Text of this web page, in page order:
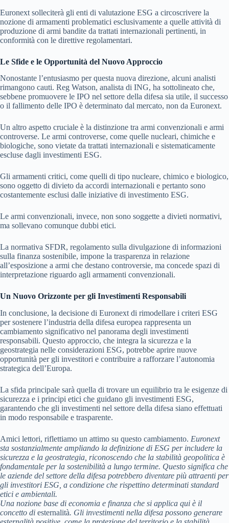
Euronext solleciterà gli enti di valutazione ESG a circoscrivere la
nozione di armamenti problematici esclusivamente a quelle attività di
produzione di armi bandite da trattati internazionali pertinenti, in
conformità con le direttive regolamentari.
Le Sfide e le Opportunità del Nuovo Approccio
Nonostante l’entusiasmo per questa nuova direzione, alcuni analisti
rimangono cauti. Reg Watson, analista di ING, ha sottolineato che,
sebbene promuovere le IPO nel settore della difesa sia utile, il successo
o il fallimento delle IPO è determinato dal mercato, non da Euronext.
Un altro aspetto cruciale è la distinzione tra armi convenzionali e armi
controverse. Le armi controverse, come quelle nucleari, chimiche e
biologiche, sono vietate da trattati internazionali e sistematicamente
escluse dagli investimenti ESG.
Gli armamenti critici, come quelli di tipo nucleare, chimico e biologico,
sono oggetto di divieto da accordi internazionali e pertanto sono
costantemente esclusi dalle iniziative di investimento ESG.
Le armi convenzionali, invece, non sono soggette a divieti normativi,
ma sollevano comunque dubbi etici.
La normativa SFDR, regolamento sulla divulgazione di informazioni
sulla finanza sostenibile, impone la trasparenza in relazione
all’esposizione a armi che destano controversie, ma concede spazi di
interpretazione riguardo agli armamenti convenzionali.
Un Nuovo Orizzonte per gli Investimenti Responsabili
In conclusione, la decisione di Euronext di rimodellare i criteri ESG
per sostenere l’industria della difesa europea rappresenta un
cambiamento significativo nel panorama degli investimenti
responsabili. Questo approccio, che integra la sicurezza e la
geostrategia nelle considerazioni ESG, potrebbe aprire nuove
opportunità per gli investitori e contribuire a rafforzare l’autonomia
strategica dell’Europa.
La sfida principale sarà quella di trovare un equilibrio tra le esigenze di
sicurezza e i principi etici che guidano gli investimenti ESG,
garantendo che gli investimenti nel settore della difesa siano effettuati
in modo responsabile e trasparente.
Amici lettori, riflettiamo un attimo su questo cambiamento. Euronext
sta sostanzialmente ampliando la definizione di ESG per includere la
sicurezza e la geostrategia , riconoscendo che la stabilità geopolitica è
fondamentale per la sostenibilità a lungo termine. Questo significa che
le aziende del settore della difesa potrebbero diventare più attraenti per
gli investitori ESG, a condizione che rispettino determinati standard
etici e ambientali.
Una nozione base di economia e finanza che si applica qui è il
concetto di esternalità. Gli investimenti nella difesa possono generare